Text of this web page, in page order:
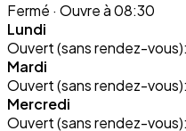
Fermé · Ouvre à 08:30
Lundi
Ouvert (sans rendez-vous):
Mardi
Ouvert (sans rendez-vous):
Mercredi
Ouvert (sans rendez-vous):